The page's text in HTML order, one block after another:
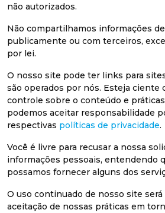
não autorizados.
Não compartilhamos informações
publicamente ou com terceiros,
por lei.
O nosso site pode ter links para
são operados por nós. Esteja ciente
controle sobre o conteúdo e
podemos aceitar responsabilidade
respectivas políticas de privacidade.
Você é livre para recusar a nossa
informações pessoais, entendendo
possamos fornecer alguns dos
O uso continuado de nosso site
aceitação de nossas práticas em